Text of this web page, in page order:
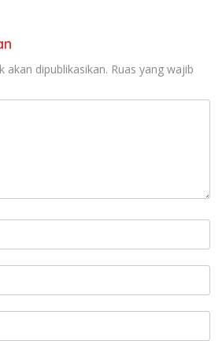
akan dipublikasikan. Ruas yang wajib